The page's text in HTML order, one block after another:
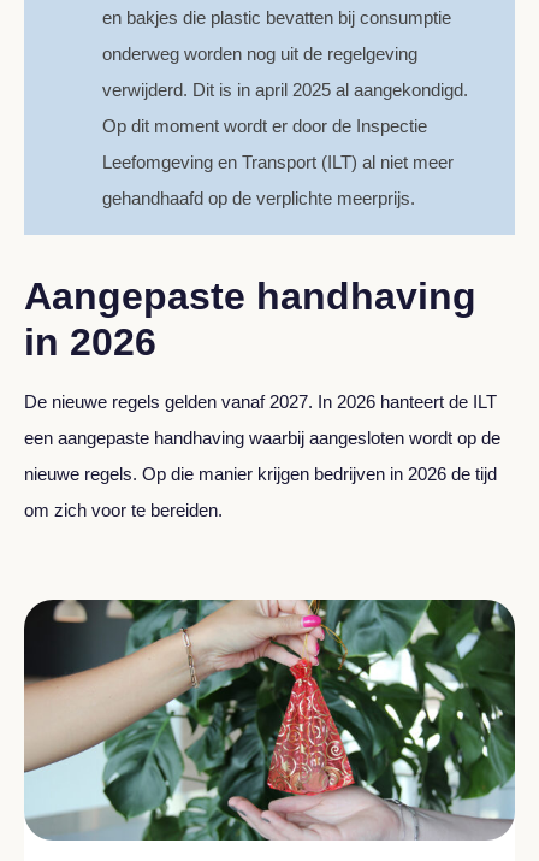
en bakjes die plastic bevatten bij consumptie
onderweg worden nog uit de regelgeving
verwijderd. Dit is in april 2025 al aangekondigd.
Op dit moment wordt er door de Inspectie
Leefomgeving en Transport (ILT) al niet meer
gehandhaafd op de verplichte meerprijs.
Aangepaste handhaving
in 2026
De nieuwe regels gelden vanaf 2027. In 2026 hanteert de ILT
een aangepaste handhaving waarbij aangesloten wordt op de
nieuwe regels. Op die manier krijgen bedrijven in 2026 de tijd
om zich voor te bereiden.